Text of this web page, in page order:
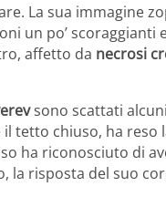
La sua immagine
un po’ scoraggianti
affetto da necrosi
sono scattati
tetto chiuso, ha
ha riconosciuto di
la risposta del suo